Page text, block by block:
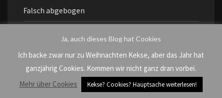
Falsch abgebogen
Freundschaft
grenzenlos
Ja, auch dieses Blog hat Cookies
Ich backe zwar nur zu Weihnachten Kekse, aber das Jahr hat
ganzjährig Cookies. Kommen wir nicht ganz dran vorbei.
Mehr über Cookies
Kekse? Cookies? Hauptsache weiterlesen!